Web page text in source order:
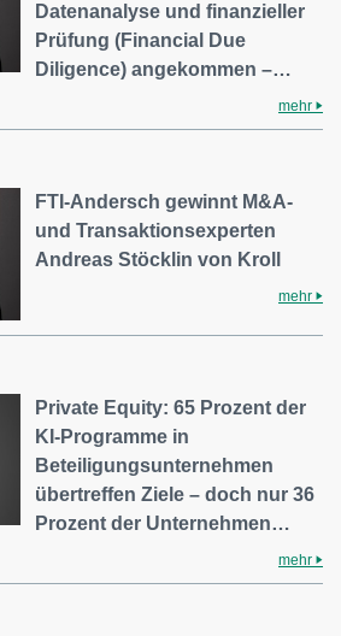
Datenanalyse und finanzieller
Prüfung (Financial Due
Diligence) angekommen –…
mehr
FTI-Andersch gewinnt M&A-
und Transaktionsexperten
Andreas Stöcklin von Kroll
mehr
Private Equity: 65 Prozent der
KI-Programme in
Beteiligungsunternehmen
übertreffen Ziele – doch nur 36
Prozent der Unternehmen…
mehr